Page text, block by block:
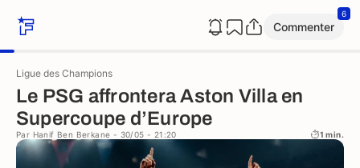
Commenter
6
Ligue des Champions
Le PSG affrontera Aston Villa en
Supercoupe d’Europe
Par Hanif Ben Berkane - 30/05 - 21:20 1 min.